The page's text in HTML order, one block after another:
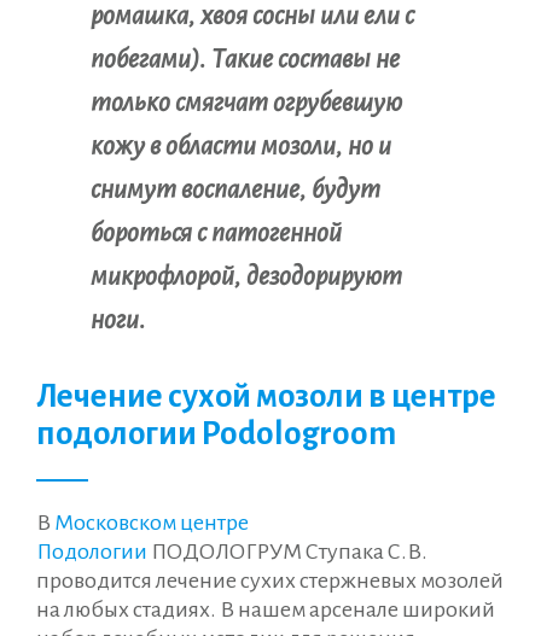
ромашка, хвоя сосны или ели с
побегами). Такие составы не
только смягчат огрубевшую
кожу в области мозоли, но и
снимут воспаление, будут
бороться с патогенной
микрофлорой, дезодорируют
ноги.
Лечение сухой мозоли в центре
подологии Podologroom
В Московском центре
Подологии ПОДОЛОГРУМ Ступака С.В.
проводится лечение сухих стержневых мозолей
на любых стадиях. В нашем арсенале широкий